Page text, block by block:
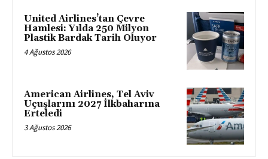
United Airlines’tan Çevre
Hamlesi: Yılda 250 Milyon
Plastik Bardak Tarih Oluyor
4 Ağustos 2026
American Airlines, Tel Aviv
Uçuşlarını 2027 İlkbaharına
Erteledi
3 Ağustos 2026